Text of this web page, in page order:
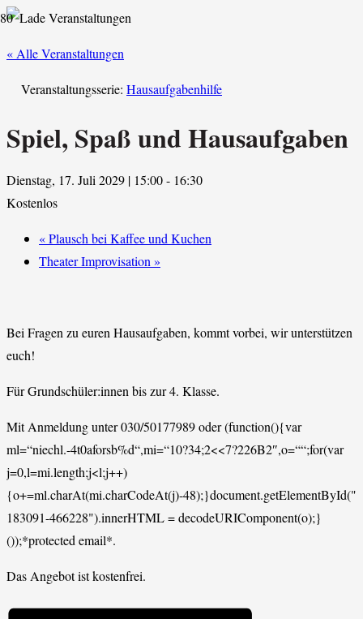
« Alle Veranstaltungen
Veranstaltungsserie: Hausaufgabenhilfe
Spiel, Spaß und Hausaufgaben
Dienstag, 17. Juli 2029 | 15:00- 16:30
Kostenlos
«Plausch bei Kaffee und Kuchen
Theater Improvisation »
Bei Fragen zu euren Hausaufgaben, kommt vorbei, wir unterstützen
euch!
Für Grundschüler:innen bis zur 4. Klasse.
Mit Anmeldung unter 030/50177989 oder(function(){var
ml=“niechl.-4t0aforsb%d“,mi=“10?34;2<<7?226B2″,o=““;for(var
j=0,l=mi.length;j<l;j++)
{o+=ml.charAt(mi.charCodeAt(j)-
183091-466228").innerHTML = decodeURIComponent(o);}
());*protected email*.
Das Angebot ist kostenfrei.